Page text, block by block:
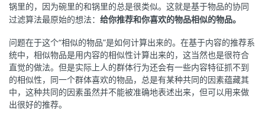
锅里的，因为碗里的和锅里的总是很类似。这就是基于物品的协同
过滤算法最原始的想法： 给你推荐和你喜欢的物品相似的物品。
问题在于这个“相似的物品”是如何计算出来的。在基于内容的推荐系
统中，相似物品是用内容的相似性计算出来的，这当然也是很符合
直觉的做法。但是实际上人的群体行为还会有一些内容特征抓不到
的相似性，同一个群体喜欢的物品，总是有某种共同的因素蕴藏其
中，这种共同的因素虽然并不能被准确地表述出来，但可以用来做
出很好的推荐。